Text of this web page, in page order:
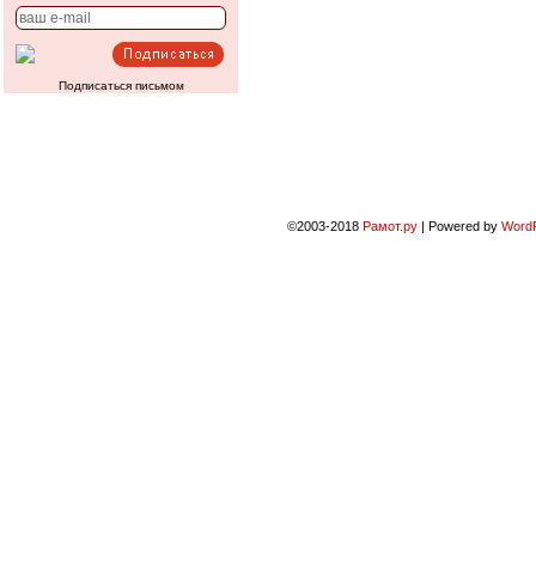
Подписаться письмом
©2003-2018 Рамот.ру | Powered by